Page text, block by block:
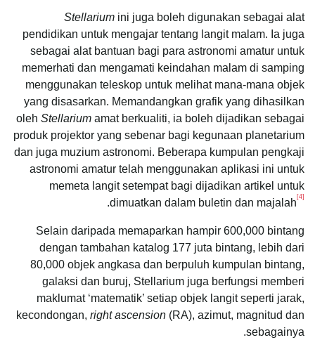
Stellarium ini juga boleh digunakan sebagai alat
pendidikan untuk mengajar tentang langit malam. Ia juga
sebagai alat bantuan bagi para astronomi amatur untuk
memerhati dan mengamati keindahan malam di samping
menggunakan teleskop untuk melihat mana-mana objek
yang disasarkan. Memandangkan grafik yang dihasilkan
oleh Stellarium amat berkualiti, ia boleh dijadikan sebagai
produk projektor yang sebenar bagi kegunaan planetarium
dan juga muzium astronomi. Beberapa kumpulan pengkaji
astronomi amatur telah menggunakan aplikasi ini untuk
memeta langit setempat bagi dijadikan artikel untuk
dimuatkan dalam buletin dan majalah [4]
.
Selain daripada memaparkan hampir 600,000 bintang
dengan tambahan katalog 177 juta bintang, lebih dari
80,000 objek angkasa dan berpuluh kumpulan bintang,
galaksi dan buruj, Stellarium juga berfungsi memberi
maklumat ‘matematik’ setiap objek langit seperti jarak,
kecondongan, right ascension (RA), azimut, magnitud dan
sebagainya.